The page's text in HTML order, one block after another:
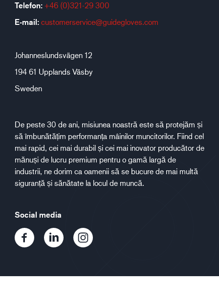
Telefon: +46 (0)321-29 300
E-mail: customerservice@guidegloves.com
Johanneslundsvägen 12
194 61 Upplands Väsby
Sweden
De peste 30 de ani, misiunea noastră este să protejăm și
să îmbunătățim performanța mâinilor muncitorilor. Fiind cel
mai rapid, cei mai durabil și cei mai inovator producător de
mănuși de lucru premium pentru o gamă largă de
industrii, ne dorim ca oamenii să se bucure de mai multă
siguranță și sănătate la locul de muncă.
Social media